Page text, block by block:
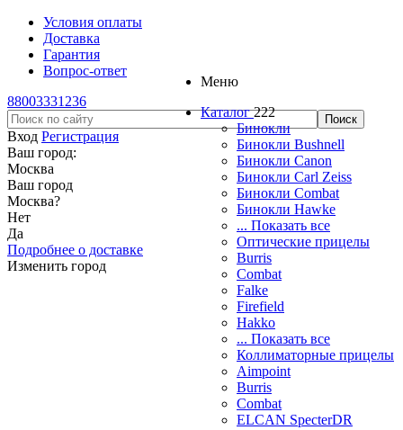
Условия оплаты
Доставка
Гарантия
Вопрос-ответ
88003331236
Вход Регистрация
Ваш город:
Москва
Ваш город
Москва?
Нет
Да
Подробнее о доставке
Изменить город
Меню
Каталог 222
Бинокли
Бинокли Bushnell
Бинокли Canon
Бинокли Carl Zeiss
Бинокли Combat
Бинокли Hawke
... Показать все
Оптические прицелы
Burris
Combat
Falke
Firefield
Hakko
... Показать все
Коллиматорные прицелы
Aimpoint
Burris
Combat
ELCAN SpecterDR